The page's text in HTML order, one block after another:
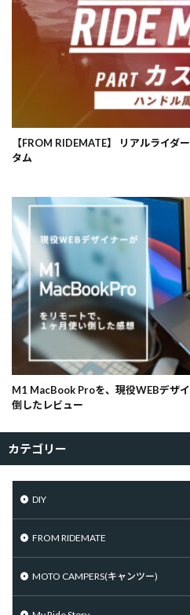
【FROM RIDEMATE】 リアルライダ
タム
M1 MacBook Proを、現役WEBデザ
倒したレビュー
カテゴリー
DIY
FROM RIDEMATE
MOTO CAMPERS(キャンツー)